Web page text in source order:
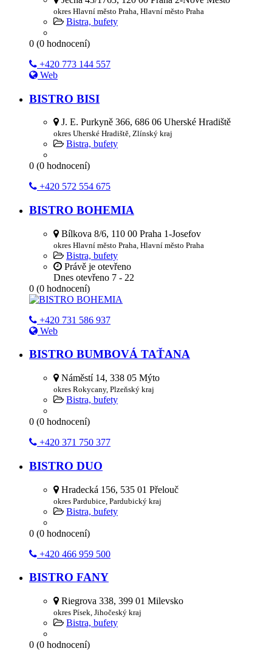
okres Hlavní město Praha, Hlavní město Praha
Bistra, bufety
0 (0 hodnocení)
+420 773 144 557
Web
BISTRO BISI
J. E. Purkyně 366, 686 06 Uherské Hradiště
okres Uherské Hradiště, Zlínský kraj
Bistra, bufety
0 (0 hodnocení)
+420 572 554 675
BISTRO BOHEMIA
Bílkova 8/6, 110 00 Praha 1-Josefov
okres Hlavní město Praha, Hlavní město Praha
Bistra, bufety
Právě je otevřeno
Dnes otevřeno 7 - 22
0 (0 hodnocení)
+420 731 586 937
Web
BISTRO BUMBOVÁ TAŤANA
Náměstí 14, 338 05 Mýto
okres Rokycany, Plzeňský kraj
Bistra, bufety
0 (0 hodnocení)
+420 371 750 377
BISTRO DUO
Hradecká 156, 535 01 Přelouč
okres Pardubice, Pardubický kraj
Bistra, bufety
0 (0 hodnocení)
+420 466 959 500
BISTRO FANY
Riegrova 338, 399 01 Milevsko
okres Písek, Jihočeský kraj
Bistra, bufety
0 (0 hodnocení)